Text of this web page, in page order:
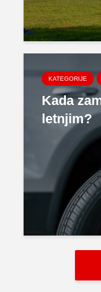
KATEGORIJE
Kada
letnjim?